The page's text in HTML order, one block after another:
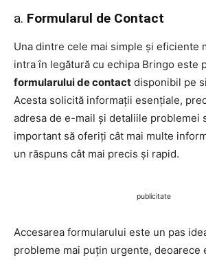
a. Formularul de Contact
Una dintre cele mai simple și eficiente
intra în legătură cu echipa Bringo este
formularului de contact disponibil pe
Acesta solicită informații esențiale,
adresa de e-mail și detaliile problemei
important să oferiți cât mai multe
un răspuns cât mai precis și rapid.
publicitate
Accesarea formularului este un pas
probleme mai puțin urgente, deoarece